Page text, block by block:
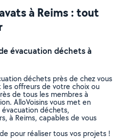
à Reims : tout
évacuation déchets à
déchets près de chez vous
offreurs de votre choix ou
de tous les membres à
AlloVoisins vous met en
déchets,
à Reims, capables de vous
pour réaliser tous vos projets !